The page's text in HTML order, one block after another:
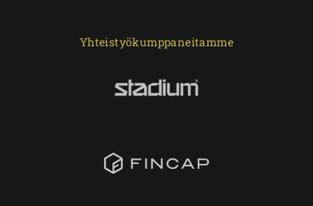
Yhteistyökumppaneitamme